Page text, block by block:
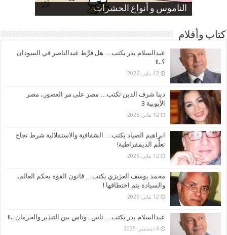
الناموس و أنواع الحشرات
الموظفين بعد ارتفاع الأسعار
ارتفاع نسبة الطلاق في مصر
صورة كاركاتيرية
صورة كاركاتيرية
كتاب وأقلام
عبدالسلام بدر يكتب… هل فرَّط عبدالناصر في السودان
؟..!!
12 يناير، 2026
دينا شرف الدين تكتب… مصر على مر العصور.. مصر
الأيوبية 3
12 يناير، 2026
ابراهيم الصياد يكتب… الشفافية والاستقلالية شرط نجاح
تعلُّم الديمقراطية!
12 يناير، 2026
محمد يوسف العزيزي يكتب… قانون القوة يحكم العالم..
والسيادة يتم اختطافها !
12 يناير، 2026
عبدالسلام بدر يكتب… ناس . وناس بين التبذير والحرمان ..!!
6 ديسمبر، 2025